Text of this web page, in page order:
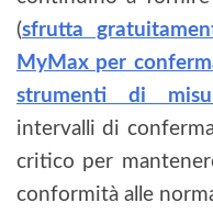
(sfrutta
MyMax per
strumenti di
intervalli di
critico per
conformità alle